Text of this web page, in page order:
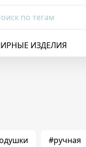
по тегам
ИЗДЕЛИЯ
#ручная